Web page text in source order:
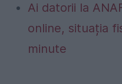
Ai datorii la
online, situația
minute